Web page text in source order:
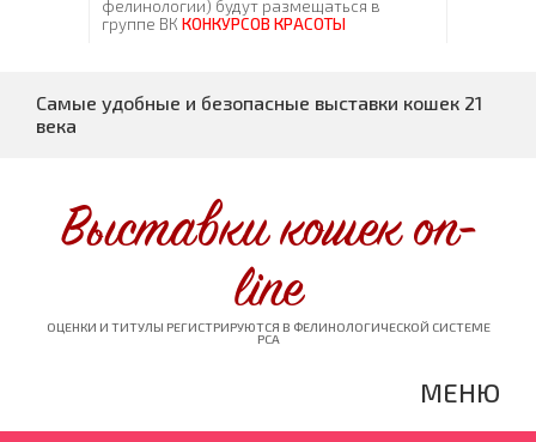
Самые удобные и безопасные выставки кошек 21
века
Выставки кошек on-
line
ОЦЕНКИ И ТИТУЛЫ РЕГИСТРИРУЮТСЯ В ФЕЛИНОЛОГИЧЕСКОЙ СИСТЕМЕ
PCA
МЕНЮ